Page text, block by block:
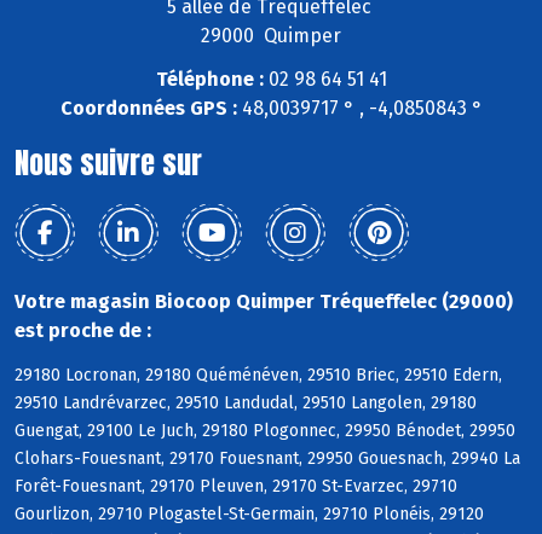
5 allée de Trequeffelec
29000 Quimper
Téléphone :02 98 64 51 41
Coordonnées GPS :48,0039717 ° , -4,0850843 °
Nous suivre sur
Votre magasin Biocoop Quimper Tréqueffelec (29000)
est proche de :
29180 Locronan, 29180 Quéménéven, 29510 Briec, 29510 Edern,
29510 Landrévarzec, 29510 Landudal, 29510 Langolen, 29180
Guengat, 29100 Le Juch, 29180 Plogonnec, 29950 Bénodet, 29950
Clohars-Fouesnant, 29170 Fouesnant, 29950 Gouesnach, 29940 La
Forêt-Fouesnant, 29170 Pleuven, 29170 St-Evarzec, 29710
Gourlizon, 29710 Plogastel-St-Germain, 29710 Plonéis, 29120